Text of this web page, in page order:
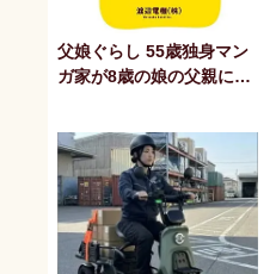
父娘ぐらし 55歳独身マン
ガ家が8歳の娘の父親にな